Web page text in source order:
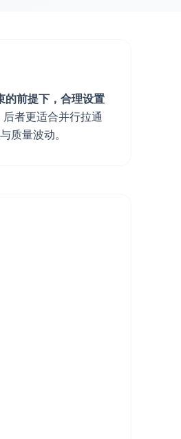
的前提下，合理设置
者更适合并行拉通
质量波动。